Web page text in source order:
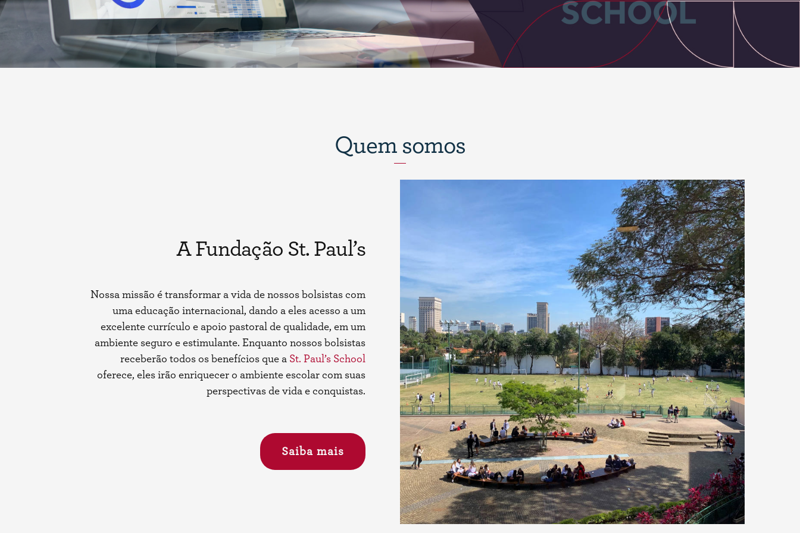
Quem somos
A Fundação St. Paul’s
Nossa missão é transformar a vida de nossos bolsistas com
uma educação internacional, dando a eles acesso a um
excelente currículo e apoio pastoral de qualidade, em um
ambiente seguro e estimulante. Enquanto nossos bolsistas
receberão todos os benefícios que a St. Paul’s School
oferece, eles irão enriquecer o ambiente escolar com suas
perspectivas de vida e conquistas.
Saiba mais